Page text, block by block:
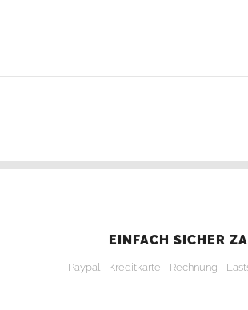
EINFACH SICHER
Paypal - Kreditkarte - Rechnung -